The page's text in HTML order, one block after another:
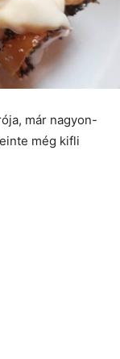
már nagyon-
még kifli